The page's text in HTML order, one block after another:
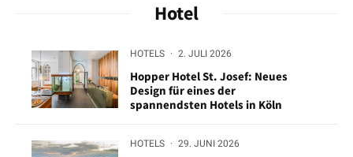
Hotel
HOTELS · 2. JULI 2026
Hopper Hotel St. Josef: Neues
Design für eines der
spannendsten Hotels in Köln
HOTELS · 29. JUNI 2026